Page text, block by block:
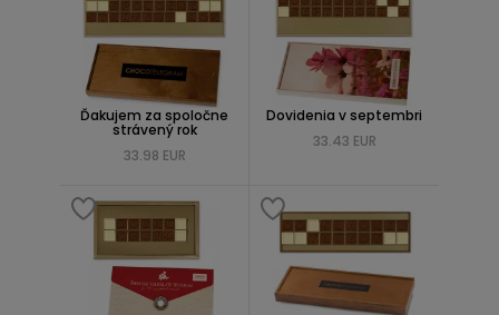
Ďakujem za spoločne
strávený rok
33.98 EUR
Dovidenia v septembri
33.43 EUR